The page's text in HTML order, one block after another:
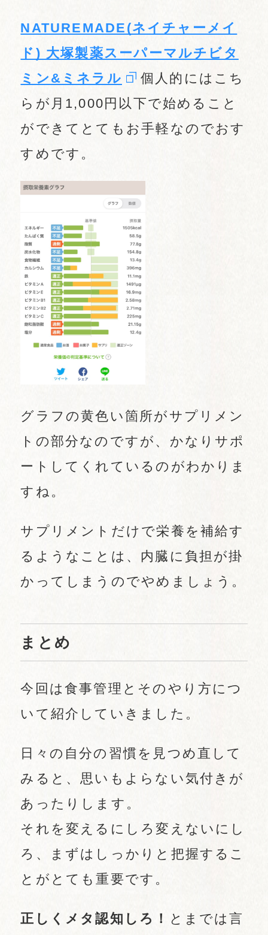
NATUREMADE(ネイチャーメイ
ド) 大塚製薬スーパーマルチビタ
ミン&ミネラル
個人的にはこち
らが月1,000円以下で始めること
ができてとてもお手軽なのでおす
すめです。
グラフの黄色い箇所がサプリメン
トの部分なのですが、かなりサポ
ートしてくれているのがわかりま
すね。
サプリメントだけで栄養を補給す
るようなことは、内臓に負担が掛
かってしまうのでやめましょう。
まとめ
今回は食事管理とそのやり方につ
いて紹介していきました。
日々の自分の習慣を見つめ直して
みると、思いもよらない気付きが
あったりします。
それを変えるにしろ変えないにし
ろ、まずはしっかりと把握するこ
とがとても重要です。
正しくメタ認知しろ！ とまでは言